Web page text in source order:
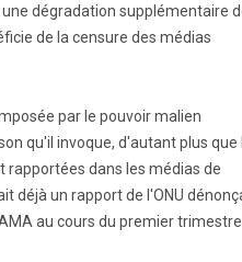
dégradation supplémentaire
de la censure des médias
par le pouvoir malien
qu'il invoque, d'autant plus que
rapportées dans les médias de
déjà un rapport de l'ONU
au cours du premier trimestre